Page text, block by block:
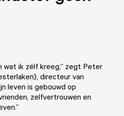
wat ik zélf kreeg,” zegt Peter
directeur van
leven is gebouwd op
zelfvertrouwen en